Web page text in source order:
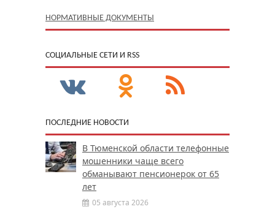
НОРМАТИВНЫЕ ДОКУМЕНТЫ
CОЦИАЛЬНЫЕ СЕТИ И RSS
ПОСЛЕДНИЕ НОВОСТИ
В Тюменской области телефонные
мошенники чаще всего
обманывают пенсионерок от 65
лет
05 августа 2026